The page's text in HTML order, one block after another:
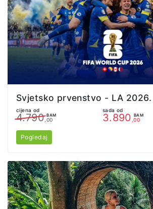
Svjetsko prvenstvo - LA 2026.
cijena od
4.790 BAM
,00
sada od
3.890 BAM
,00
Pogledaj